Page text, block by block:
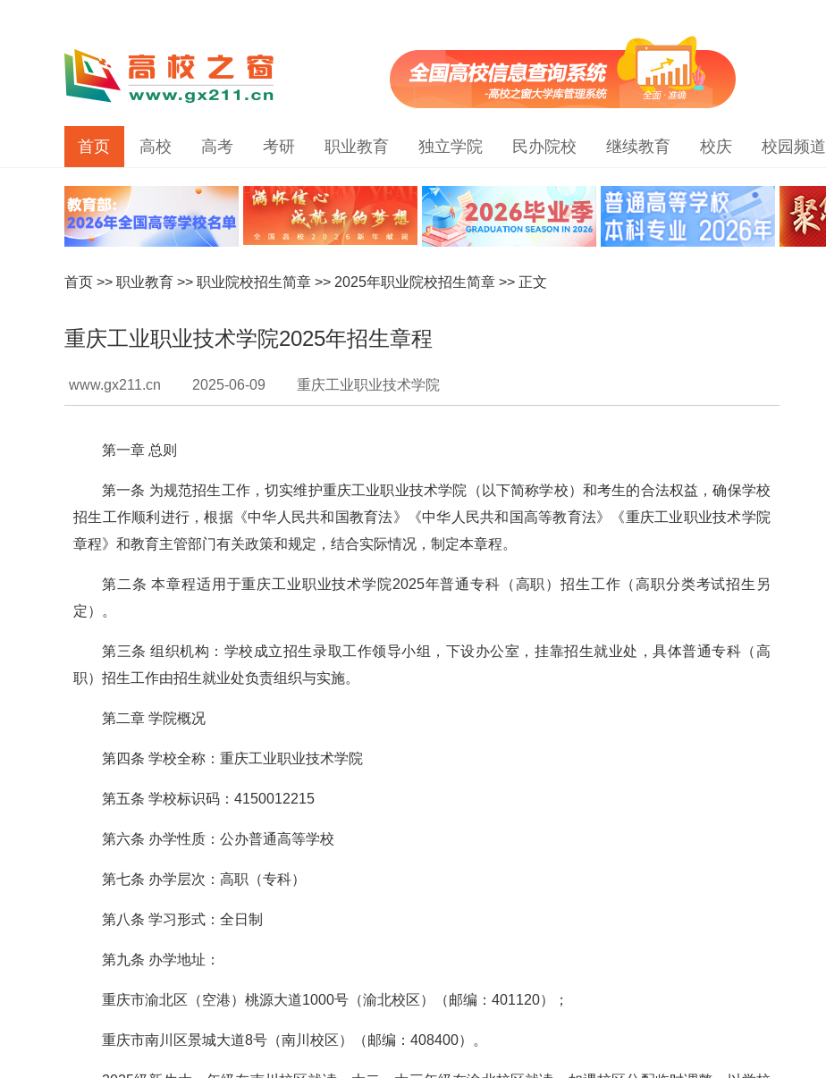
首页 高校 高考 考研 职业教育 独立学院 民办院校 继续教育 校庆 校园频道
首页 >> 职业教育 >> 职业院校招生简章 >> 2025年职业院校招生简章 >> 正文
重庆工业职业技术学院2025年招生章程
www.gx211.cn 2025-06-09 重庆工业职业技术学院
第一章 总则
第一条 为规范招生工作，切实维护重庆工业职业技术学院（以下简称学校）和考生的合法权益，确保学校
招生工作顺利进行，根据《中华人民共和国教育法》《中华人民共和国高等教育法》《重庆工业职业技术学院
章程》和教育主管部门有关政策和规定，结合实际情况，制定本章程。
第二条 本章程适用于重庆工业职业技术学院2025年普通专科（高职）招生工作（高职分类考试招生另
定）。
第三条 组织机构：学校成立招生录取工作领导小组，下设办公室，挂靠招生就业处，具体普通专科（高
职）招生工作由招生就业处负责组织与实施。
第二章 学院概况
第四条 学校全称：重庆工业职业技术学院
第五条 学校标识码：4150012215
第六条 办学性质：公办普通高等学校
第七条 办学层次：高职（专科）
第八条 学习形式：全日制
第九条 办学地址：
重庆市渝北区（空港）桃源大道1000号（渝北校区）（邮编：401120）；
重庆市南川区景城大道8号（南川校区）（邮编：408400）。